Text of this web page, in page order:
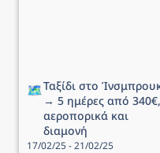
🗺️Ταξίδι στo
→ 5 ημέρες από 340€,
αεροπορικά και
διαμονή
17/02/25 - 21/02/25